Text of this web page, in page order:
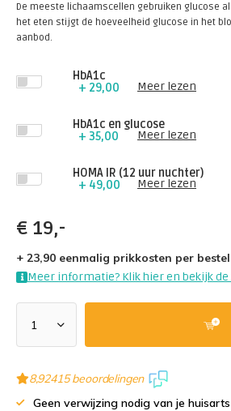
De meeste lichaamscellen gebruiken glucose
het eten stijgt de hoeveelheid glucose in het
aanbod.
HbA1c
+ 29,00
Meer lezen
HbA1c en glucose
+ 35,00
Meer lezen
HOMA IR (12 uur nuchter)
+ 49,00
Meer lezen
€ 19,-
+ 23,90 eenmalig prikkosten per
Meer informatie? Klik hier en bekijk de
8,92415 beoordelingen
Geen verwijzing nodig van je huisarts